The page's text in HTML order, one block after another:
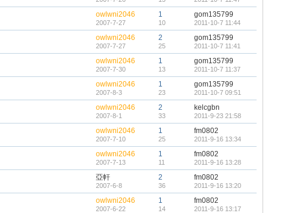
owlwni2046
2007-7-27
1
10
gom135799
2011-10-7 11:44
owlwni2046
2007-7-27
2
25
gom135799
2011-10-7 11:41
owlwni2046
2007-7-30
1
13
gom135799
2011-10-7 11:37
owlwni2046
2007-8-3
1
23
gom135799
2011-10-7 09:51
owlwni2046
2007-8-1
2
33
kelcgbn
2011-9-23 21:58
owlwni2046
2007-7-10
1
25
fm0802
2011-9-16 13:34
owlwni2046
2007-7-13
1
11
fm0802
2011-9-16 13:28
亞軒
2007-6-8
2
36
fm0802
2011-9-16 13:20
owlwni2046
2007-6-22
1
14
fm0802
2011-9-16 13:17